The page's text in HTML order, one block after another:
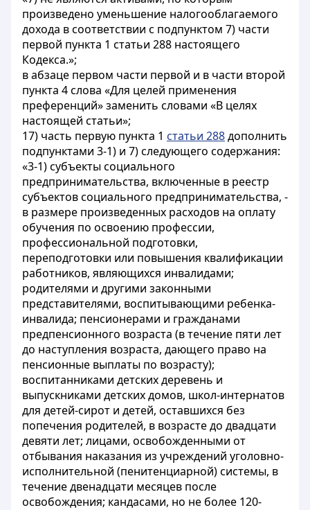
произведено уменьшение налогооблагаемого
дохода в соответствии с подпунктом 7) части
первой пункта 1 статьи 288 настоящего
Кодекса.»;
в абзаце первом части первой и в части второй
пункта 4 слова «Для целей применения
преференций» заменить словами «В целях
настоящей статьи»;
17) часть первую пункта 1 статьи 288дополнить
подпунктами 3-1) и 7) следующего содержания:
«3-1) субъекты социального
предпринимательства, включенные в реестр
субъектов социального предпринимательства, -
в размере произведенных расходов на оплату
обучения по освоению профессии,
профессиональной подготовки,
переподготовки или повышения квалификации
работников, являющихся инвалидами;
родителями и другими законными
представителями, воспитывающими ребенка-
инвалида; пенсионерами и гражданами
предпенсионного возраста (в течение пяти лет
до наступления возраста, дающего право на
пенсионные выплаты по возрасту);
воспитанниками детских деревень и
выпускниками детских домов, школ-интернатов
для детей-сирот и детей, оставшихся без
попечения родителей, в возрасте до двадцати
девяти лет; лицами, освобожденными от
отбывания наказания из учреждений уголовно-
исполнительной (пенитенциарной) системы, в
течение двенадцати месяцев после
освобождения; кандасами, но не более 120-